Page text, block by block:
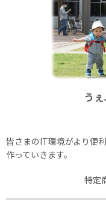
う
皆さまのIT環境がより便
作っていきます。
特定